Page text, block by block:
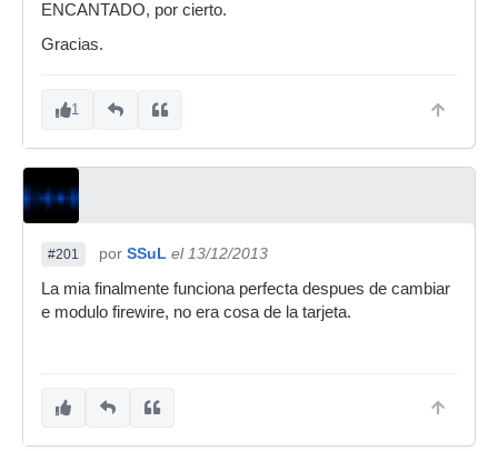
ENCANTADO, por cierto.
Gracias.
1
#201 por SSuL el 13/12/2013
La mia finalmente funciona perfecta despues de cambiar
e modulo firewire, no era cosa de la tarjeta.